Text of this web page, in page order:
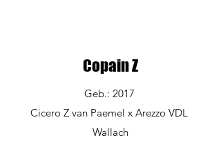
Copain Z
Geb.: 2017
Cicero Z van Paemel x Arezzo VDL
Wallach